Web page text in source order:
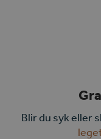
Blir du syk eller